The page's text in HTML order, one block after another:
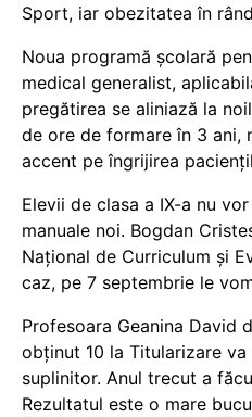
Sport, iar obezitatea în
Noua programă școlară
medical generalist,
pregătirea se aliniază la
de ore de formare în 3 ani,
accent pe îngrijirea
Elevii de clasa a IX-a nu
manuale noi. Bogdan
Național de Curriculum și
caz, pe 7 septembrie le
Profesoara Geanina David
obținut 10 la Titularizare
suplinitor. Anul trecut a
Rezultatul este o mare